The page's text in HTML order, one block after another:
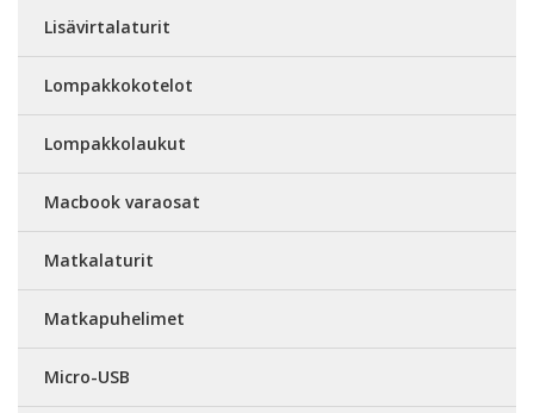
Lisävirtalaturit
Lompakkokotelot
Lompakkolaukut
Macbook varaosat
Matkalaturit
Matkapuhelimet
Micro-USB